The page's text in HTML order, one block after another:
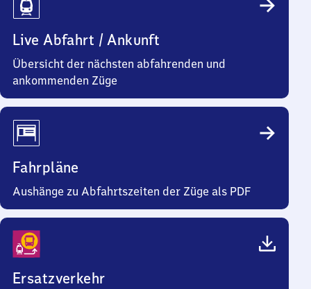
Live Abfahrt / Ankunft
Übersicht der nächsten abfahrenden und
ankommenden Züge
Fahrpläne
Aushänge zu Abfahrtszeiten der Züge als PDF
Ersatzverkehr